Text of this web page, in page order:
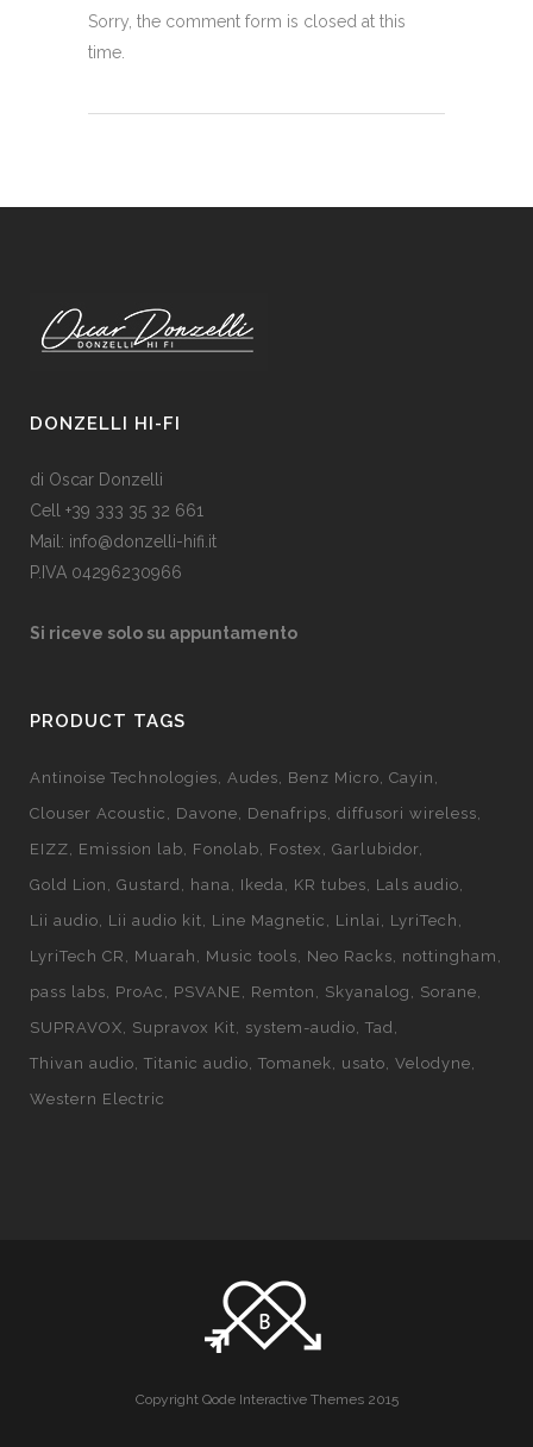
Sorry, the comment form is closed at this
time.
DONZELLI HI-FI
di Oscar Donzelli
Cell +39 333 35 32 661
Mail: info@donzelli-hifi.it
P.IVA 04296230966
Si riceve solo su appuntamento
PRODUCT TAGS
Antinoise Technologies Audes Benz Micro Cayin
Clouser Acoustic
Davone Denafrips diffusori wireless
EIZZ
Emission lab Fonolab Fostex
Garlubidor
Gold Lion
Gustard hana Ikeda KR tubes
Lals audio
Lii audio
Lii audio kit Line Magnetic Linlai
LyriTech
LyriTech CR
Muarah Music tools Neo Racks
nottingham
pass labs
ProAc PSVANE Remton Skyanalog
Sorane
SUPRAVOX
Supravox Kit system-audio Tad
Thivan audio Titanic audio Tomanek usato Velodyne
Western Electric
Copyright Qode Interactive Themes 2015